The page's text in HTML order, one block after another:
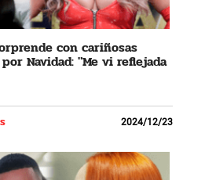
con cariñosas
Navidad: "Me vi reflejada
2024/12/23